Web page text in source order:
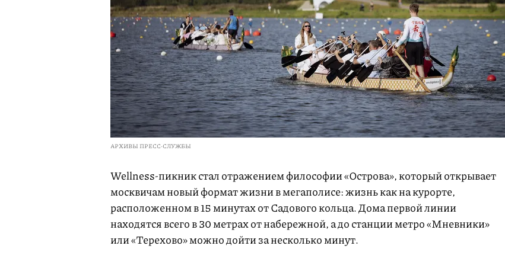
АРХИВЫ ПРЕСС-СЛУЖБЫ
Wellness-пикник стал отражением философии «Острова», который открывает
москвичам новый формат жизни в мегаполисе: жизнь как на курорте,
расположенном в 15 минутах от Садового кольца. Дома первой линии
находятся всего в 30 метрах от набережной, а до станции метро «Мневники»
или «Терехово» можно дойти за несколько минут.